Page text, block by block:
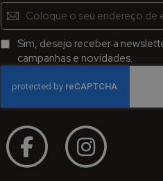
Inscreva-
se
na
Newsletter:
Sim, desejo receber a
campanhas e novidades.